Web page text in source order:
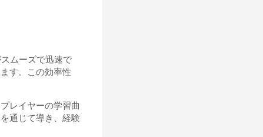
ムーズで迅速で
す。この効率性
レイヤーの学習曲
通じて導き、経験